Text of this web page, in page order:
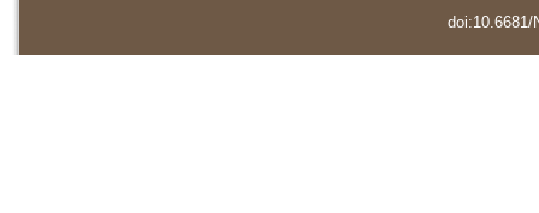
doi:10.6681/